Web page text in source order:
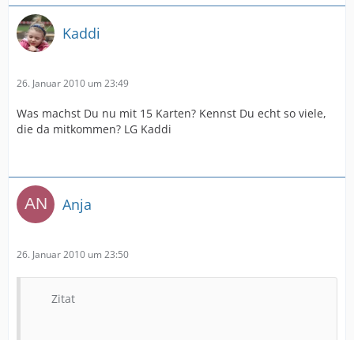
Kaddi
26. Januar 2010 um 23:49
Was machst Du nu mit 15 Karten? Kennst Du echt so viele,
die da mitkommen? LG Kaddi
Anja
26. Januar 2010 um 23:50
Zitat